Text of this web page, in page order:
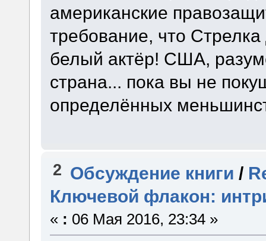
американские
требование, что
белый актёр! США,
страна... пока вы не
определённых
2 Обсуждение книги /
Ключевой флакон:
« : 06 Мая 2016, 23:34 »